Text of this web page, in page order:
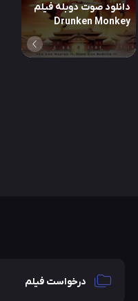
دانلود صوت دوبله فیلم
Drunken Monkey
درخواست فیلم